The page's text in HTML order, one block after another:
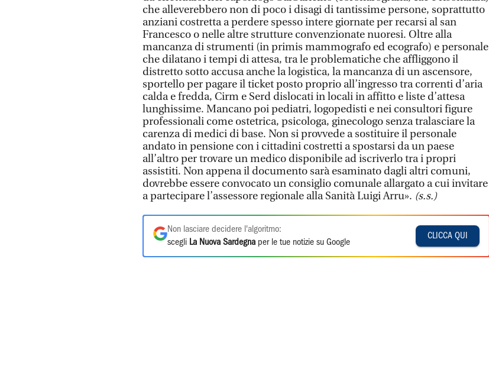
che alleverebbero non di poco i disagi di tantissime persone, soprattutto
anziani costretta a perdere spesso intere giornate per recarsi al san
Francesco o nelle altre strutture convenzionate nuoresi. Oltre alla
mancanza di strumenti (in primis mammografo ed ecografo) e personale
che dilatano i tempi di attesa, tra le problematiche che affliggono il
distretto sotto accusa anche la logistica, la mancanza di un ascensore,
sportello per pagare il ticket posto proprio all’ingresso tra correnti d’aria
calda e fredda, Cirm e Serd dislocati in locali in affitto e liste d’attesa
lunghissime. Mancano poi pediatri, logopedisti e nei consultori figure
professionali come ostetrica, psicologa, ginecologo senza tralasciare la
carenza di medici di base. Non si provvede a sostituire il personale
andato in pensione con i cittadini costretti a spostarsi da un paese
all’altro per trovare un medico disponibile ad iscriverlo tra i propri
assistiti. Non appena il documento sarà esaminato dagli altri comuni,
dovrebbe essere convocato un consiglio comunale allargato a cui invitare
a partecipare l’assessore regionale alla Sanità Luigi Arru». (s.s.)
Non lasciare decidere l'algoritmo:
scegli La Nuova Sardegna per le tue notizie su Google
CLICCA QUI